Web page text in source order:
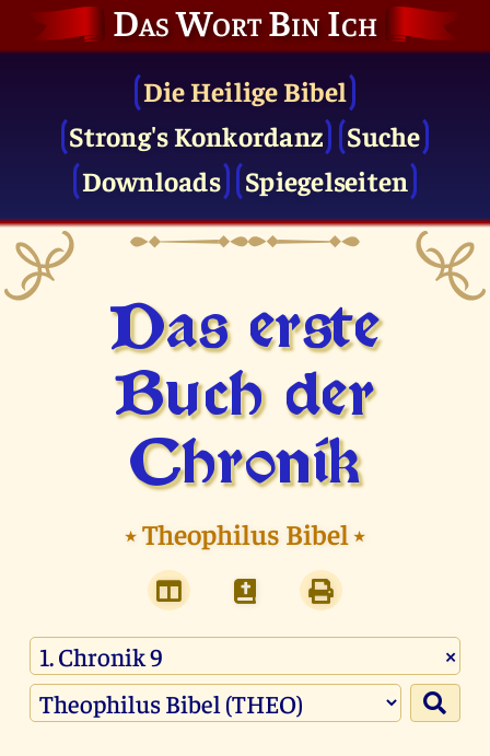
Das Wort Bin Ich
Die Heilige Bibel
Strong's Konkordanz
Suche
Downloads
Spiegelseiten
Das erste
Buch der
Chronik
⭑Theophilus Bibel⭑
×